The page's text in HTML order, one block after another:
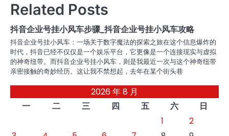
导
航
Related Posts
抖音企业号挂小风车步骤_抖音企业号挂小风车攻略
抖音企业号挂小风车：一场关于数字魔法的探索之旅在这个信息爆炸的
时代，抖音已经不仅仅是一个娱乐平台，它更像是一个连接现实与虚拟
的神奇纽带。而抖音企业号挂小风车，则是我最近一次与这个神奇纽带
亲密接触的奇妙经历。这让我不禁想起，去年在某个街头巷
2026 年 8 月
一
二 三 四 五 六
日
1
2